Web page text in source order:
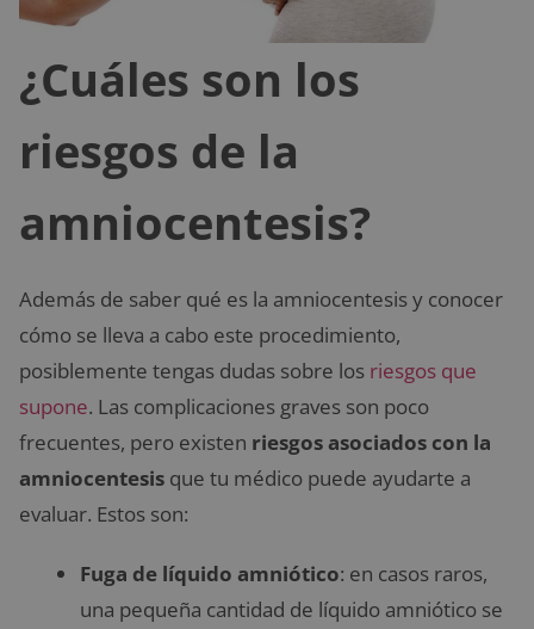
¿Cuáles son los
riesgos de la
amniocentesis?
Además de saber qué es la amniocentesis y conocer
cómo se lleva a cabo este procedimiento,
posiblemente tengas dudas sobre los riesgos que
supone. Las complicaciones graves son poco
frecuentes, pero existen riesgos asociados con la
amniocentesis que tu médico puede ayudarte a
evaluar. Estos son:
Fuga de líquido amniótico: en casos raros,
una pequeña cantidad de líquido amniótico se